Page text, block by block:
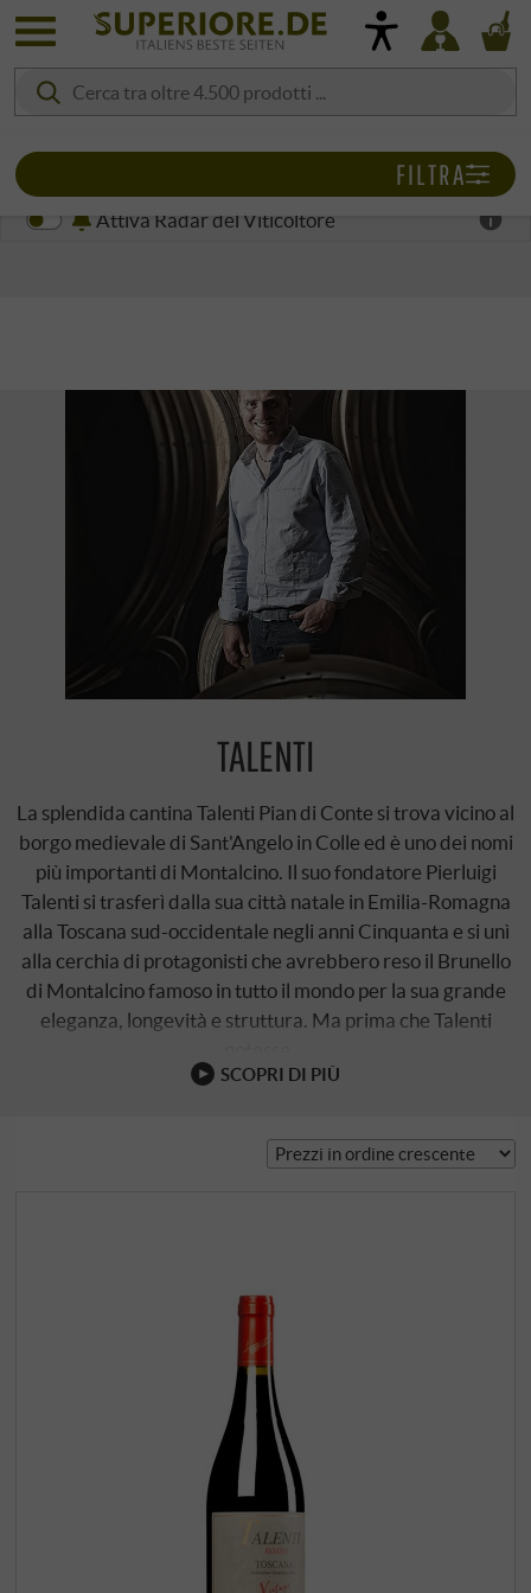
Attiva Radar del Viticoltore
TALENTI
La splendida cantina Talenti Pian di Conte si trova vicino al
borgo medievale di Sant'Angelo in Colle ed è uno dei nomi
più importanti di Montalcino. Il suo fondatore Pierluigi
Talenti si trasferì dalla sua città natale in Emilia-Romagna
alla Toscana sud-occidentale negli anni Cinquanta e si unì
alla cerchia di protagonisti che avrebbero reso il Brunello
di Montalcino famoso in tutto il mondo per la sua grande
eleganza, longevità e struttura. Ma prima che Talenti
SCOPRI DI PIÙ
FILTRA